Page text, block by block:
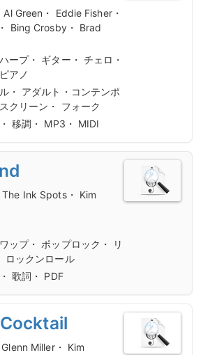
Green・ Eddie Fisher・
Bing Crosby・ Brad
ープ・ ギター・ チェロ・
アノ
・ アダルト・コンテンポ
クリーン・ フォーク
移調・ MP3・ MIDI
Ink Spots・ Kim
ップ・ ポップロック・ リ
ロックンロール
歌詞・ PDF
Miller・ Kim